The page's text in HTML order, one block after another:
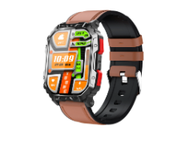
Taux D'oxygène Sanguin, De
La Pression Artérielle Et Du
Suivi Du Sommeil, Tracker
De Forme IP68, Montre Avec
16 Modes Sport